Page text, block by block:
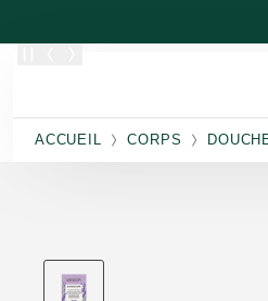
ACCUEIL CORPS